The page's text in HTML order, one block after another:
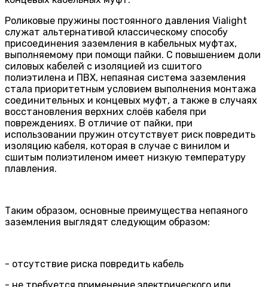
Роликовые пружины постоянного давления Vialight
служат альтернативой классическому способу
присоединения заземления в кабельных муфтах,
выполняемому при помощи пайки. С повышением доли
силовых кабелей с изоляцией из сшитого
полиэтилена и ПВХ, непаяная система заземления
стала приоритетным условием выполнения монтажа
соединительных и концевых муфт, а также в случаях
восстановления верхних слоёв кабеля при
повреждениях. В отличие от пайки, при
использовании пружин отсутствует риск повредить
изоляцию кабеля, которая в случае с винилом и
сшитым полиэтиленом имеет низкую температуру
плавления.
Таким образом, основные преимущества непаяного
заземления выглядят следующим образом:
- отсутствие риска повредить кабель